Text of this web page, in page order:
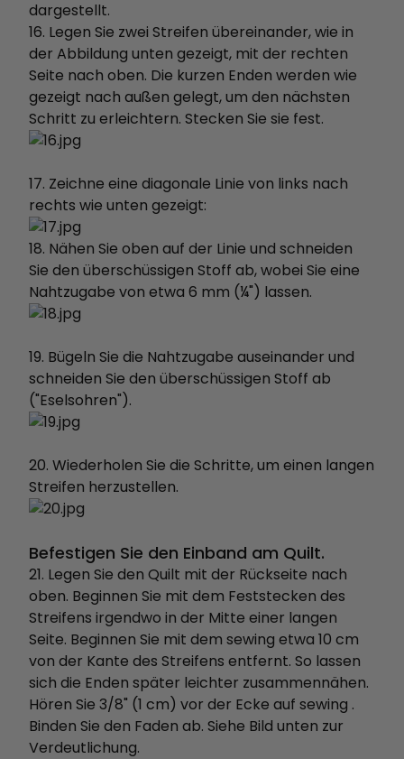
dargestellt.
16. Legen Sie zwei Streifen übereinander, wie in
der Abbildung unten gezeigt, mit der rechten
Seite nach oben. Die kurzen Enden werden wie
gezeigt nach außen gelegt, um den nächsten
Schritt zu erleichtern. Stecken Sie sie fest.
17. Zeichne eine diagonale Linie von links nach
rechts wie unten gezeigt:
18. Nähen Sie oben auf der Linie und schneiden
Sie den überschüssigen Stoff ab, wobei Sie eine
Nahtzugabe von etwa 6 mm (¼") lassen.
19. Bügeln Sie die Nahtzugabe auseinander und
schneiden Sie den überschüssigen Stoff ab
("Eselsohren").
20. Wiederholen Sie die Schritte, um einen langen
Streifen herzustellen.
Befestigen Sie den Einband am Quilt.
21. Legen Sie den Quilt mit der Rückseite nach
oben. Beginnen Sie mit dem Feststecken des
Streifens irgendwo in der Mitte einer langen
Seite. Beginnen Sie mit dem sewing etwa 10 cm
von der Kante des Streifens entfernt. So lassen
sich die Enden später leichter zusammennähen.
Hören Sie 3/8" (1 cm) vor der Ecke auf sewing .
Binden Sie den Faden ab. Siehe Bild unten zur
Verdeutlichung.